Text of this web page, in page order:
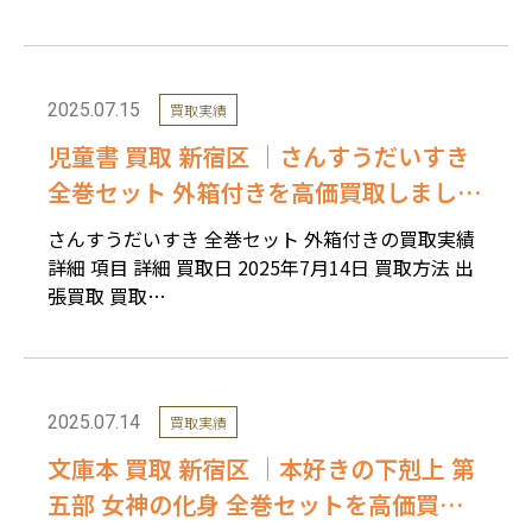
2025.07.15 買取実績
児童書 買取 新宿区 ｜さんすうだいすき
全巻セット 外箱付きを高価買取しまし
た。
さんすうだいすき 全巻セット 外箱付きの買取実績
詳細 項目 詳細 買取日 2025年7月14日 買取方法 出
張買取 買取…
2025.07.14 買取実績
文庫本 買取 新宿区 ｜本好きの下剋上 第
五部 女神の化身 全巻セットを高価買取